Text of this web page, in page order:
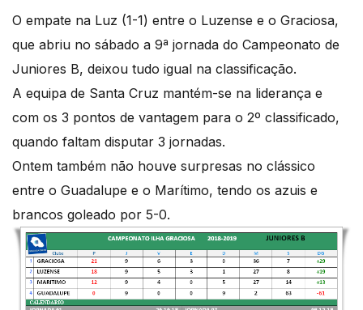
O empate na Luz (1-1) entre o Luzense e o Graciosa,
que abriu no sábado a 9ª jornada do Campeonato de
Juniores B, deixou tudo igual na classificação.
A equipa de Santa Cruz mantém-se na liderança e
com os 3 pontos de vantagem para o 2º classificado,
quando faltam disputar 3 jornadas.
Ontem também não houve surpresas no clássico
entre o Guadalupe e o Marítimo, tendo os azuis e
brancos goleado por 5-0.